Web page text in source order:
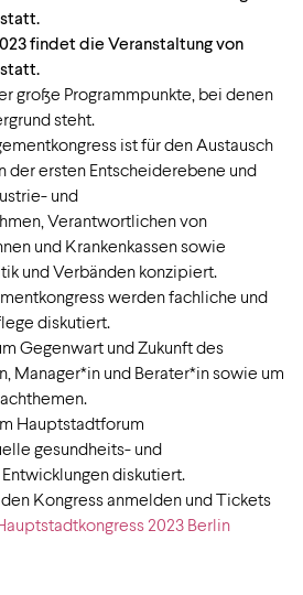
statt.
findet die Veranstaltung von
statt.
große Programmpunkte, bei denen
steht.
ist für den Austausch
der ersten Entscheiderebene und
und
Verantwortlichen von
und Krankenkassen sowie
und Verbänden konzipiert.
werden fachliche und
diskutiert.
Gegenwart und Zukunft des
Manager*in und Berater*in sowie um
Hauptstadtforum
gesundheits- und
diskutiert.
Kongress anmelden und Tickets
2023 Berlin